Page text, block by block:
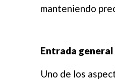
manteniendo
Entrada
Uno de los